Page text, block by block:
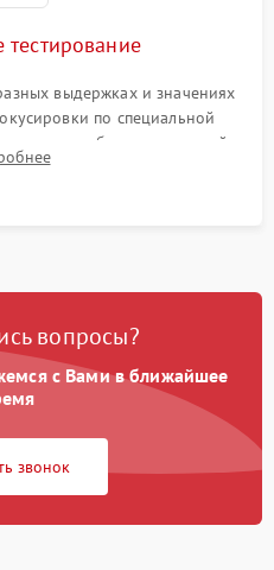
выдержках и значениях
по специальной
памяти, работы встроенной
кнопок управления.
вопросы?
с Вами в ближайшее
звонок